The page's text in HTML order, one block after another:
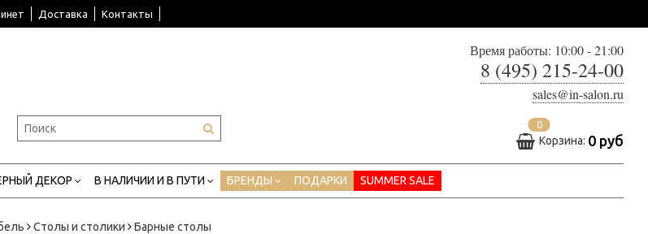
Доставка Контакты
Время работы: 10:00 - 21:00
8 (495) 215-24-00
sales@in-salon.ru
0
Корзина: 0 руб
ДЕКОР В НАЛИЧИИ И В ПУТИ БРЕНДЫ ПОДАРКИ SUMMER SALE
Столы и столики Барные столы